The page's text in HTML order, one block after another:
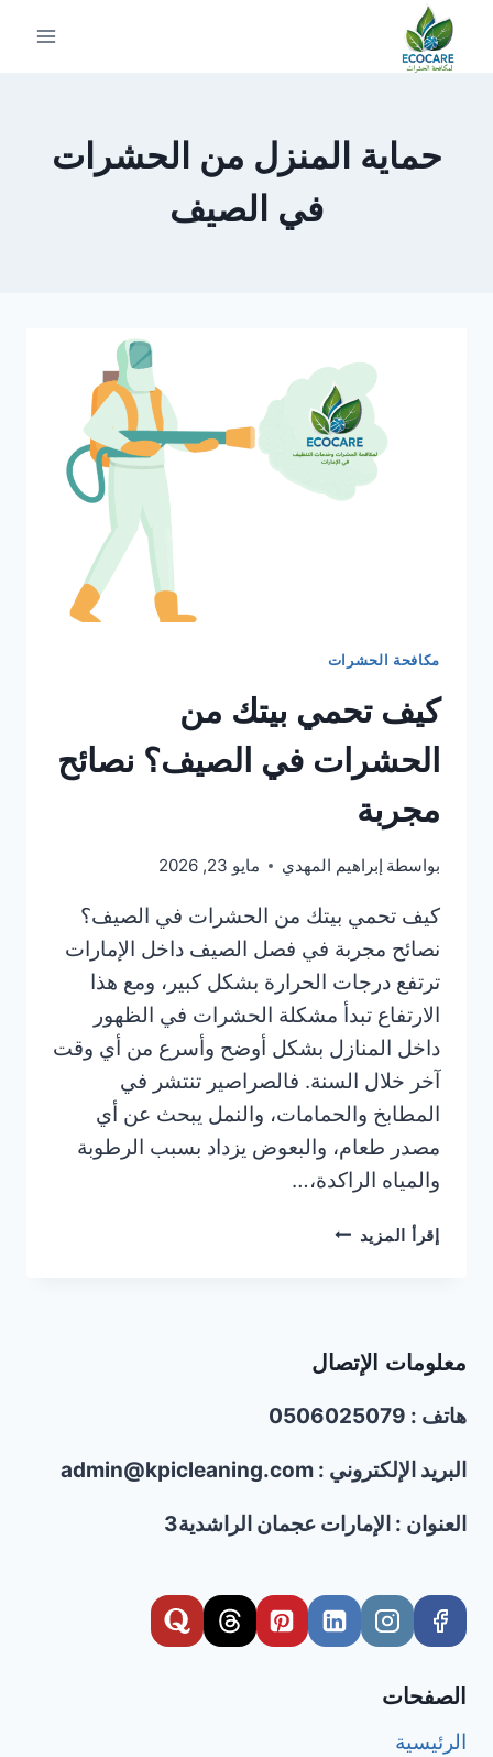
التجاوز
حماية المنزل من الحشرات
في الصيف
مكافحة الحشرات
كيف تحمي بيتك من
الحشرات في الصيف؟ نصائح
مجربة
بواسطة إبراهيم المهدي مايو 23, 2026
كيف تحمي بيتك من الحشرات في الصيف؟
نصائح مجربة في فصل الصيف داخل الإمارات
ترتفع درجات الحرارة بشكل كبير، ومع هذا
الارتفاع تبدأ مشكلة الحشرات في الظهور
داخل المنازل بشكل أوضح وأسرع من أي وقت
آخر خلال السنة. فالصراصير تنتشر في
المطابخ والحمامات، والنمل يبحث عن أي
مصدر طعام، والبعوض يزداد بسبب الرطوبة
والمياه الراكدة،…
إقرأ المزيد كيف
في
نصائح
معلومات الإتصال
هاتف : 0506025079
البريد الإلكتروني : admin@kpicleaning.com
العنوان : الإمارات عجمان الراشدية3
الصفحات
الرئيسية